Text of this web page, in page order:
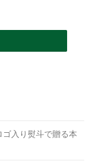
ゴ入り熨斗で贈る本